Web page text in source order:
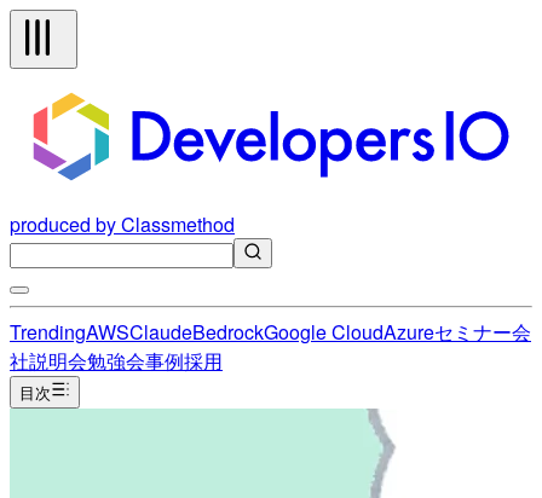
produced by Classmethod
TrendingAWSClaudeBedrockGoogle CloudAzureセミナー会
社説明会勉強会事例採用
目次